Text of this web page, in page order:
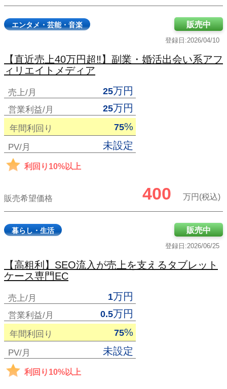
エンタメ・芸能・音楽
登録日:2026/04/10
販売中
【直近売上40万円超‼】副業・婚活出会い系アフ
ィリエイトメディア
売上/月 25万円
営業利益/月 25万円
年間利回り 75%
PV/月 未設定
利回り10%以上
販売希望価格 400 万円(税込)
暮らし・生活
登録日:2026/06/25
販売中
【高粗利】SEO流入が売上を支えるタブレット
ケース専門EC
売上/月 1万円
営業利益/月 0.5万円
年間利回り 75%
PV/月 未設定
利回り10%以上